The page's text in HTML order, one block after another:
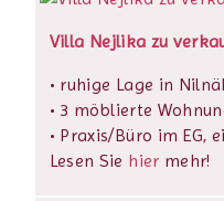
Villa Nejlika zu
• ruhige Lage in
• 3 möblierte
• Praxis/Büro im EG,
Lesen Sie hier mehr!